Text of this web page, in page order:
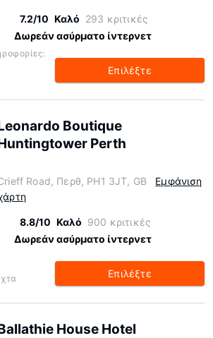
7.2/10 Καλό 293 κριτικές
Δωρεάν ασύρματο ίντερνετ
Επιλέξτε
Boutique
Perth
Road, Περθ, PH1 3JT, GB
Εμφάνιση
8.8/10 Καλό 900 κριτικές
Δωρεάν ασύρματο ίντερνετ
Επιλέξτε
House Hotel